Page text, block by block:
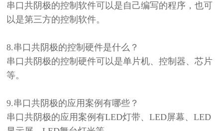
串口共阴极的控制软件可以是自己编写的程序，也可
以是第三方的控制软件。
8.串口共阴极的控制硬件是什么？
串口共阴极的控制硬件可以是单片机、控制器、芯片
等。
9.串口共阴极的应用案例有哪些？
串口共阴极的应用案例有LED灯带、LED屏幕、LED